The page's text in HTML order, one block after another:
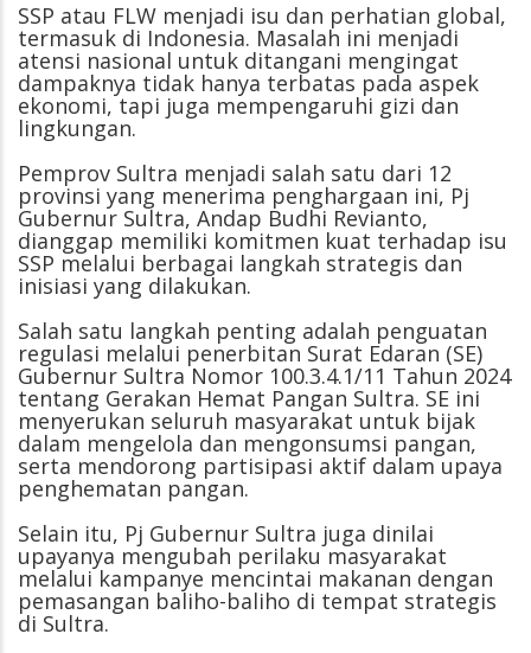
SSP atau FLW menjadi isu dan perhatian global,
termasuk di Indonesia. Masalah ini menjadi
atensi nasional untuk ditangani mengingat
dampaknya tidak hanya terbatas pada aspek
ekonomi, tapi juga mempengaruhi gizi dan
lingkungan.
Pemprov Sultra menjadi salah satu dari 12
provinsi yang menerima penghargaan ini, Pj
Gubernur Sultra, Andap Budhi Revianto,
dianggap memiliki komitmen kuat terhadap isu
SSP melalui berbagai langkah strategis dan
inisiasi yang dilakukan.
Salah satu langkah penting adalah penguatan
regulasi melalui penerbitan Surat Edaran (SE)
Gubernur Sultra Nomor 100.3.4.1/11 Tahun 2024
tentang Gerakan Hemat Pangan Sultra. SE ini
menyerukan seluruh masyarakat untuk bijak
dalam mengelola dan mengonsumsi pangan,
serta mendorong partisipasi aktif dalam upaya
penghematan pangan.
Selain itu, Pj Gubernur Sultra juga dinilai
upayanya mengubah perilaku masyarakat
melalui kampanye mencintai makanan dengan
pemasangan baliho-baliho di tempat strategis
di Sultra.